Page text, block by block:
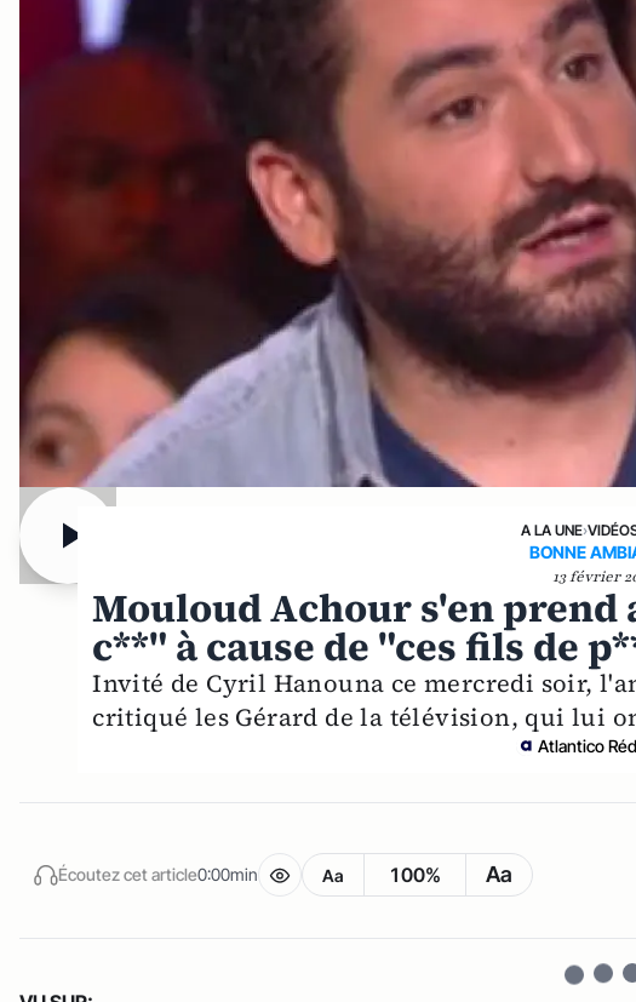
A LA UNE›
BONNE
13 février
Mouloud Achour s'en prend
c**" à cause de "ces fils de
Invité de Cyril Hanouna ce mercredi soir,
critiqué les Gérard de la télévision, qui lui
Atlantico
Écoutez cet article0:00min Aa 100% Aa